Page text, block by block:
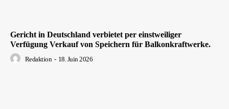
Gericht in Deutschland verbietet per einstweiliger
Verfügung Verkauf von Speichern für Balkonkraftwerke.
Redaktion - 18. Juin 2026